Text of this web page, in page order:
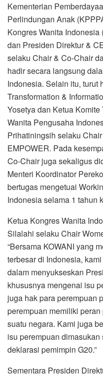
Kementerian
Perlindungan Anak
Kongres Wanita
dan Presiden Direktur &
selaku Chair & Co-Chair
hadir secara langsung
Indonesia. Selain itu, turut
Transformation &
Yosetya dan Ketua
Wanita Pengusaha
Prihatiningsih selaku
EMPOWER. Pada
Co-Chair juga sekaligus
Menteri Koordinator
bertugas mengetuai
Indonesia selama 1 tahun
Ketua Kongres Wanita
Silalahi selaku Chair
“Bersama KOWANI yang
terbesar di Indonesia,
dalam menyukseskan
khususnya mengenai isu
juga hak para perempuan
perempuan memiliki
suatu negara. Kami juga
isu perempuan
deklarasi pemimpin G20.”
Sementara Presiden